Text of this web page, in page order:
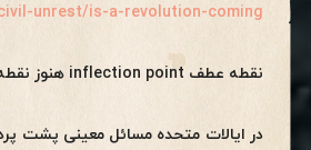
unrest/is-a-revolution-coming/
نقطه عطف inflection point هنوز نقطه رخداد نیست.
در ایالات متحده مسائل معینی پشت